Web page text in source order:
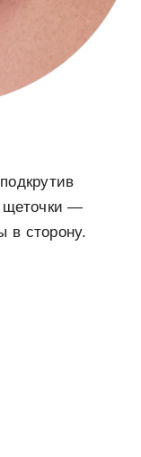
щеточки —
в сторону.